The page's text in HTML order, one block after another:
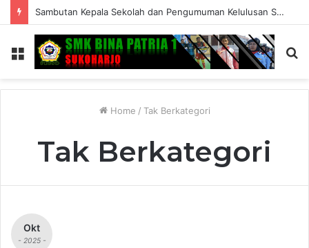
Sambutan Kepala Sekolah dan Pengumuman Kelulusan SMK Bina Patria 1 Sukoharjo Tahun Ajaran 2025/2026
Menu
Home / Tak Berkategori
Tak Berkategori
Okt
- 2025 -